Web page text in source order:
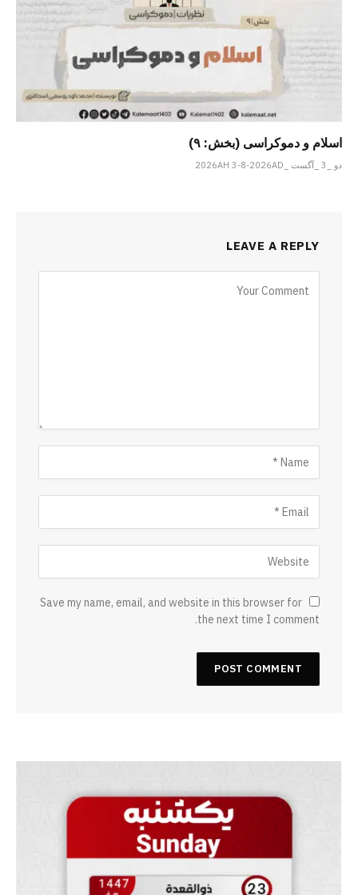
اسلام و دموکراسی (بخش: ۹)
دو _3 _آگست _2026AH 3-8-2026AD
LEAVE A REPLY
Save my name, email, and website in this browser for
the next time I comment.